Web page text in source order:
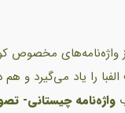
واژه‌نامه‌های مخصوص
را یاد می‌گیرد و هم
واژه‌نامه چیستانی-